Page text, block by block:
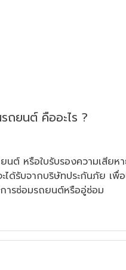
ถยนต์ คืออะไร ?
นต์ หรือใบรับรองความเสียห
ได้รับจากบริษัทประกันภัย เพื่อ
รซ่อมรถยนต์หรืออู่ซ่อม